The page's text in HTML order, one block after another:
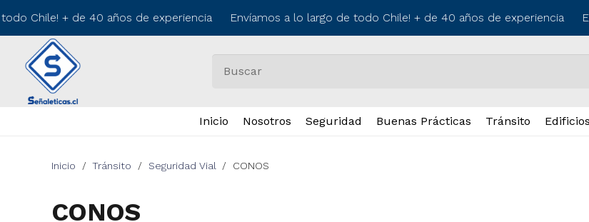
Chile! + de 40 años de experiencia Envíamos a lo largo de todo Chile! + de 40 años de experiencia
Inicio Nosotros Seguridad Buenas Prácticas Tránsito Edificios
Inicio / Tránsito / Seguridad Vial / CONOS
CONOS